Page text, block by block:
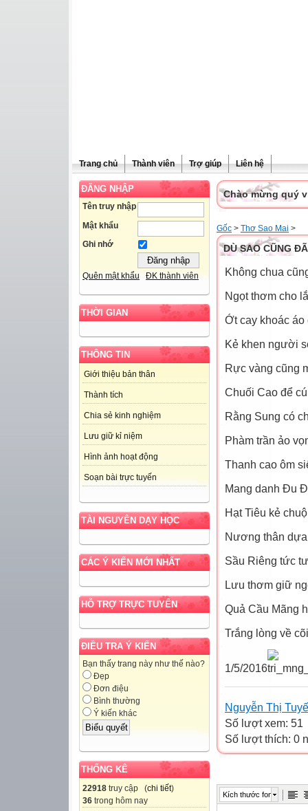
Trang chủ Thành viên Trợ giúp Liên hệ
ĐĂNG NHẬP
Tên truy nhập
Mật khẩu
Ghi nhớ
Quên mật khẩu ĐK thành viên
THỜI GIAN
THÔNG TIN
Giới thiệu bản thân
Thành tích
Chia sẻ kinh nghiệm
Lưu giữ kỉ niệm
Hình ảnh hoạt động
Soạn bài trực tuyến
TÀI NGUYÊN DẠY HỌC
CÁC Ý KIẾN MỚI NHẤT
HỖ TRỢ TRỰC TUYẾN
ĐIỀU TRA Ý KIẾN
Bạn thấy trang này như thế nào?
Đẹp
Đơn điệu
Bình thường
Ý kiến khác
THỐNG KÊ
22918 truy cập (chi tiết)
36 trong hôm nay
Chào mừng quý
Gốc > Thơ Sao Mai >
DÙ SAO CŨNG
Không chua
Ngọt thơm cho
Ớt cay khoác áo
Kẻ khen người
Rực vàng cũng
Chuối Cao để
Rằng Sung có
Phàm trần ảo
Thanh cao ôm
Mang danh Đu
Hạt Tiêu kẻ
Nương thân
Sầu Riêng tức
Lưu thơm giữ
Quả Cầu Mãng
Trắng lòng về
1/5/2016
Nguyễn Thị
Số lượt xem: 51
Số lượt thích: 0
Kích thước font